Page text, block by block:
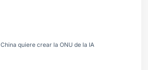
China quiere crear la ONU de la IA